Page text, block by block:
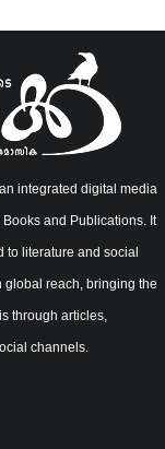
integrated digital media
and Publications. It
to literature and social
global reach, bringing the
through articles,
channels.